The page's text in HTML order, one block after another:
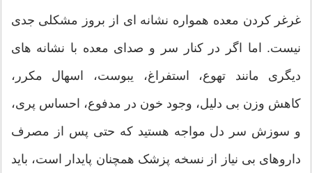
غرغر کردن معده همواره نشانه ای از بروز مشکلی جدی
نیست. اما اگر در کنار سر و صدای معده با نشانه های
دیگری مانند تهوع، استفراغ، یبوست، اسهال مکرر،
کاهش وزن بی دلیل، وجود خون در مدفوع، احساس پری،
و سوزش سر دل مواجه هستید که حتی پس از مصرف
داروهای بی نیاز از نسخه پزشک همچنان پایدار است، باید